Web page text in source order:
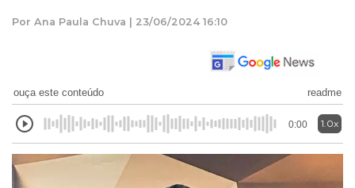
Por Ana Paula Chuva | 23/06/2024 16:10
ouça este conteúdo readme
0:00 1.0x